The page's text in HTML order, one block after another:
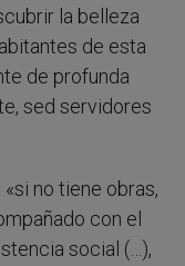
la belleza
de esta
de profunda
sed servidores
no tiene obras,
con el
social (…),